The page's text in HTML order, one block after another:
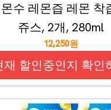
수 레몬즙 레몬 착
쥬스, 2개, 280ml
12,250원
재 할인중인지 확인